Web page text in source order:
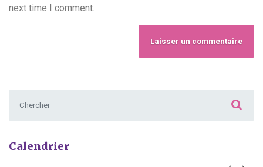
next time I comment.
Calendrier